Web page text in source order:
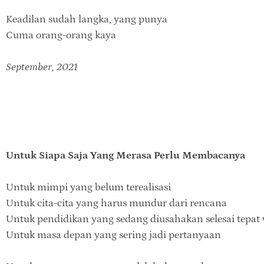
Keadilan sudah langka, yang punya
Cuma orang-orang kaya
September, 2021
Untuk Siapa Saja Yang Merasa Perlu Membacanya
Untuk mimpi yang belum terealisasi
Untuk cita-cita yang harus mundur dari rencana
Untuk pendidikan yang sedang diusahakan selesai tepat
Untuk masa depan yang sering jadi pertanyaan